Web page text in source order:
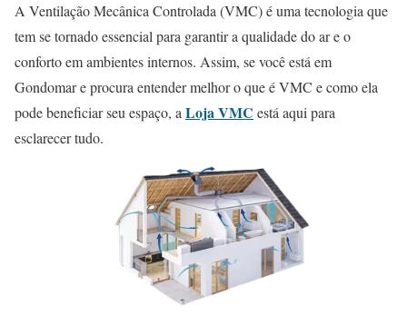
A Ventilação Mecânica Controlada (VMC) é uma tecnologia que
tem se tornado essencial para garantir a qualidade do ar e o
conforto em ambientes internos. Assim, se você está em
Gondomar e procura entender melhor o que é VMC e como ela
pode beneficiar seu espaço, a Loja VMC está aqui para
esclarecer tudo.